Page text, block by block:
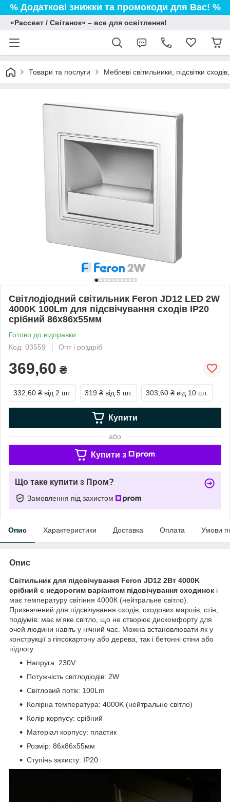
% Додаткові знижки та промокоди для Вас! %
«Рассвет / Світанок» – все для освітлення!
Товари та послуги Меблеві світильники, підсвітки
Світлодіодний світильник Feron JD12 LED 2W
4000K 100Lm для підсвічування сходів IP20
срібний 86х86х55мм
Готово до відправки
Код: 03559
Опт і роздріб
369,60 ₴
332,60 ₴ від 2 шт. 319 ₴ від 5 шт. 303,60 ₴ від 10 шт.
Купити
або
Купити з
Що таке купити з Пром?
Замовлення під захистом
Опис Характеристики Доставка Оплата Умови
Опис
Світильник для підсвічування Feron JD12 2Вт 4000K
срібний є недорогим варіантом підсвічування сходинок і
має температуру світіння 4000К (нейтральне світло).
Призначений для підсвічування сходів, сходових маршів, стін,
подіумів: має м'яке світло, що не створює дискомфорту для
очей людини навіть у нічний час. Можна встановлювати як у
конструкції з гіпсокартону або дерева, так і бетонні стіни або
підлогу.
Напруга: 230V
Потужність світлодіодів: 2W
Світловий потік: 100Lm
Колірна температура: 4000K (нейтральне світло)
Колір корпусу: срібний
Матеріал корпусу: пластик
Розмір: 86х86х55мм
Ступінь захисту: IP20